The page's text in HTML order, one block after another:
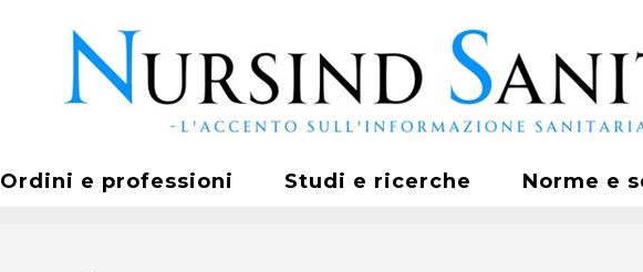
Ordini e professioni Studi e ricerche Norme e